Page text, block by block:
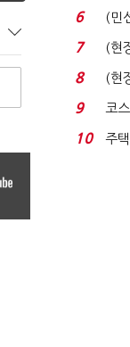
비
6
(민
격
7
(현
요
8
(현
빈
9
코
시도
10
주